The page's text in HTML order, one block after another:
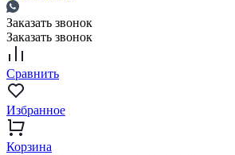
Заказать звонок
Заказать звонок
Сравнить
Избранное
Корзина